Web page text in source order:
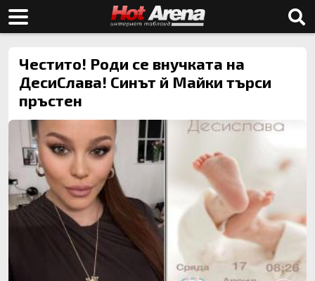
Честито! Роди се внучката на
ДесиСлава! Синът й Майки търси
пръстен